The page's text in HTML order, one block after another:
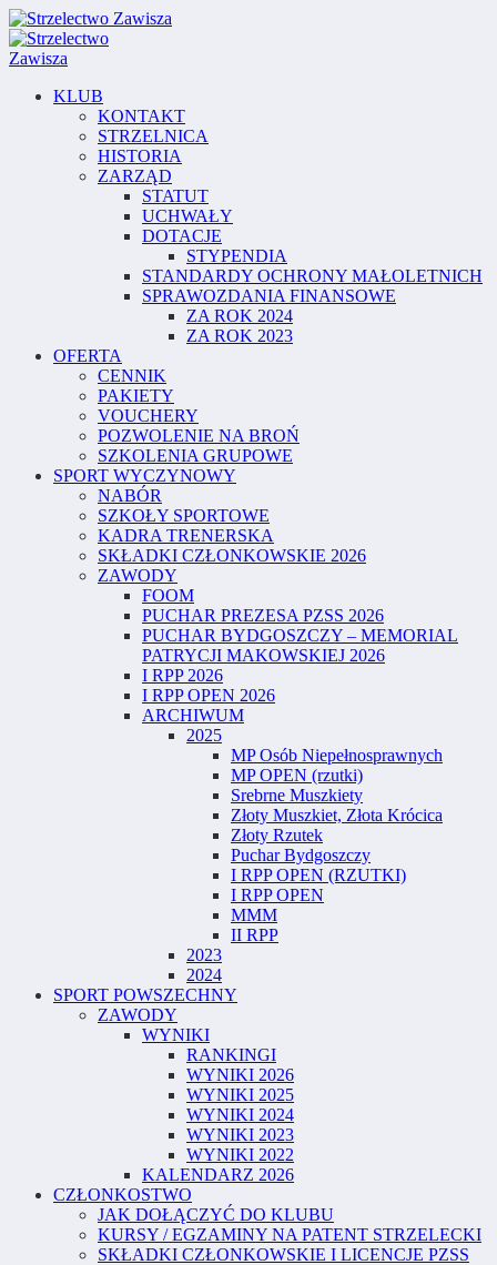
KLUB
KONTAKT
STRZELNICA
HISTORIA
ZARZĄD
STATUT
UCHWAŁY
DOTACJE
STYPENDIA
STANDARDY OCHRONY MAŁOLETNICH
SPRAWOZDANIA FINANSOWE
ZA ROK 2024
ZA ROK 2023
OFERTA
CENNIK
PAKIETY
VOUCHERY
POZWOLENIE NA BROŃ
SZKOLENIA GRUPOWE
SPORT WYCZYNOWY
NABÓR
SZKOŁY SPORTOWE
KADRA TRENERSKA
SKŁADKI CZŁONKOWSKIE 2026
ZAWODY
FOOM
PUCHAR PREZESA PZSS 2026
PUCHAR BYDGOSZCZY – MEMORIAL
PATRYCJI MAKOWSKIEJ 2026
I RPP 2026
I RPP OPEN 2026
ARCHIWUM
2025
MP Osób Niepełnosprawnych
MP OPEN (rzutki)
Srebrne Muszkiety
Złoty Muszkiet, Złota Krócica
Złoty Rzutek
Puchar Bydgoszczy
I RPP OPEN (RZUTKI)
I RPP OPEN
MMM
II RPP
2023
2024
SPORT POWSZECHNY
ZAWODY
WYNIKI
RANKINGI
WYNIKI 2026
WYNIKI 2025
WYNIKI 2024
WYNIKI 2023
WYNIKI 2022
KALENDARZ 2026
CZŁONKOSTWO
JAK DOŁĄCZYĆ DO KLUBU
KURSY / EGZAMINY NA PATENT STRZELECKI
SKŁADKI CZŁONKOWSKIE I LICENCJE PZSS